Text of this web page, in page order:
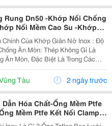
Rung Dn50 -Khớp Nối Chống
Nối Mềm Cao Su -Khớp
Bích -Khớp Nối Mềm Chống
Inox 304-Khớp Giãn Nở
Khopgiannoinox
Của Khớp Giãn Nở Inox : Độ
Ăn Mòn: Thép Không Gỉ Là
Ăn Mòn, Đặc Biệt Là Trong Các
Và Chi
Tiết Kiệm Không Gian Hơn...
Tàu 2 ngày trước
Hóa Chất-Ống Mềm Ptfe
Mềm Ptfe Kết Nối Clamp-
Nối Mặt Bích-Ống Mềm Ptfe